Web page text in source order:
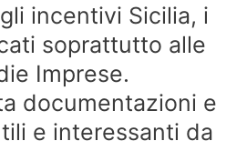
incentivi Sicilia, i
soprattutto alle
Imprese.
documentazioni e
e interessanti da